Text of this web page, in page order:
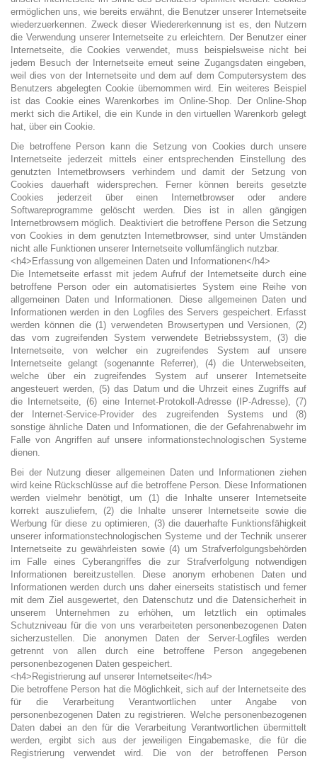
ermöglichen uns, wie bereits erwähnt, die Benutzer unserer Internetseite
wiederzuerkennen. Zweck dieser Wiedererkennung ist es, den Nutzern
die Verwendung unserer Internetseite zu erleichtern. Der Benutzer einer
Internetseite, die Cookies verwendet, muss beispielsweise nicht bei
jedem Besuch der Internetseite erneut seine Zugangsdaten eingeben,
weil dies von der Internetseite und dem auf dem Computersystem des
Benutzers abgelegten Cookie übernommen wird. Ein weiteres Beispiel
ist das Cookie eines Warenkorbes im Online-Shop. Der Online-Shop
merkt sich die Artikel, die ein Kunde in den virtuellen Warenkorb gelegt
hat, über ein Cookie.
Die betroffene Person kann die Setzung von Cookies durch unsere
Internetseite jederzeit mittels einer entsprechenden Einstellung des
genutzten Internetbrowsers verhindern und damit der Setzung von
Cookies dauerhaft widersprechen. Ferner können bereits gesetzte
Cookies jederzeit über einen Internetbrowser oder andere
Softwareprogramme gelöscht werden. Dies ist in allen gängigen
Internetbrowsern möglich. Deaktiviert die betroffene Person die Setzung
von Cookies in dem genutzten Internetbrowser, sind unter Umständen
nicht alle Funktionen unserer Internetseite vollumfänglich nutzbar.
<h4>Erfassung von allgemeinen Daten und Informationen</h4>
Die Internetseite erfasst mit jedem Aufruf der Internetseite durch eine
betroffene Person oder ein automatisiertes System eine Reihe von
allgemeinen Daten und Informationen. Diese allgemeinen Daten und
Informationen werden in den Logfiles des Servers gespeichert. Erfasst
werden können die (1) verwendeten Browsertypen und Versionen, (2)
das vom zugreifenden System verwendete Betriebssystem, (3) die
Internetseite, von welcher ein zugreifendes System auf unsere
Internetseite gelangt (sogenannte Referrer), (4) die Unterwebseiten,
welche über ein zugreifendes System auf unserer Internetseite
angesteuert werden, (5) das Datum und die Uhrzeit eines Zugriffs auf
die Internetseite, (6) eine Internet-Protokoll-Adresse (IP-Adresse), (7)
der Internet-Service-Provider des zugreifenden Systems und (8)
sonstige ähnliche Daten und Informationen, die der Gefahrenabwehr im
Falle von Angriffen auf unsere informationstechnologischen Systeme
dienen.
Bei der Nutzung dieser allgemeinen Daten und Informationen ziehen
wird keine Rückschlüsse auf die betroffene Person. Diese Informationen
werden vielmehr benötigt, um (1) die Inhalte unserer Internetseite
korrekt auszuliefern, (2) die Inhalte unserer Internetseite sowie die
Werbung für diese zu optimieren, (3) die dauerhafte Funktionsfähigkeit
unserer informationstechnologischen Systeme und der Technik unserer
Internetseite zu gewährleisten sowie (4) um Strafverfolgungsbehörden
im Falle eines Cyberangriffes die zur Strafverfolgung notwendigen
Informationen bereitzustellen. Diese anonym erhobenen Daten und
Informationen werden durch uns daher einerseits statistisch und ferner
mit dem Ziel ausgewertet, den Datenschutz und die Datensicherheit in
unserem Unternehmen zu erhöhen, um letztlich ein optimales
Schutzniveau für die von uns verarbeiteten personenbezogenen Daten
sicherzustellen. Die anonymen Daten der Server-Logfiles werden
getrennt von allen durch eine betroffene Person angegebenen
personenbezogenen Daten gespeichert.
<h4>Registrierung auf unserer Internetseite</h4>
Die betroffene Person hat die Möglichkeit, sich auf der Internetseite des
für die Verarbeitung Verantwortlichen unter Angabe von
personenbezogenen Daten zu registrieren. Welche personenbezogenen
Daten dabei an den für die Verarbeitung Verantwortlichen übermittelt
werden, ergibt sich aus der jeweiligen Eingabemaske, die für die
Registrierung verwendet wird. Die von der betroffenen Person